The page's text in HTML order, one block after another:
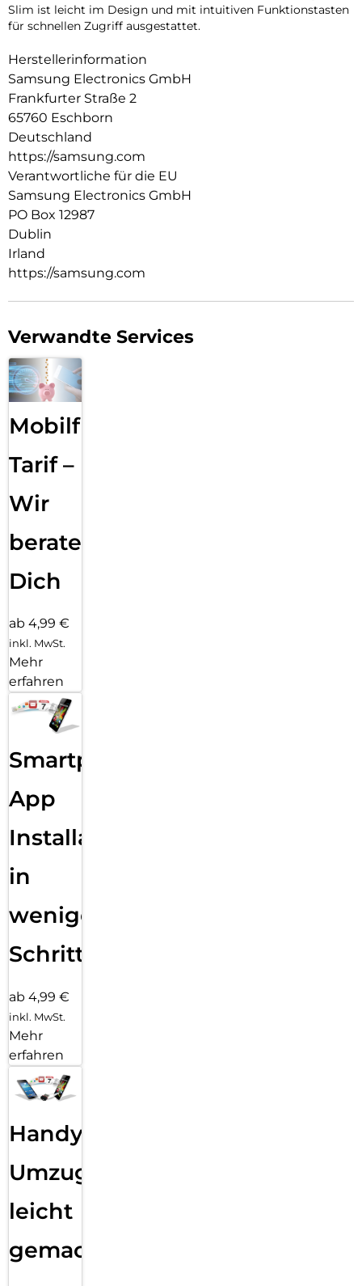
Slim ist leicht im Design und mit intuitiven Funktionstasten
für schnellen Zugriff ausgestattet.
Herstellerinformation
Samsung Electronics GmbH
Frankfurter Straße 2
65760 Eschborn
Deutschland
https://samsung.com
Verantwortliche für die EU
Samsung Electronics GmbH
PO Box 12987
Dublin
Irland
https://samsung.com
Verwandte Services
Mobilfunk
Tarif –
Wir
beraten
Dich
ab 4,99 €
inkl. MwSt.
Mehr
erfahren
Smartphone
App
Installation
in
wenigen
Schritten
ab 4,99 €
inkl. MwSt.
Mehr
erfahren
Handy
Umzug
leicht
gemacht!